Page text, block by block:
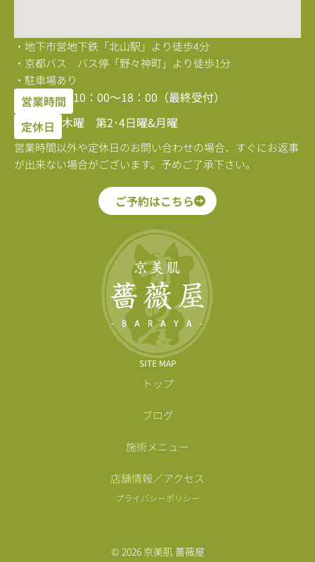
SITE MAP
トップ
ブログ
施術メニュー
店舗情報／アクセス
プライバシーポリシー
© 2026 京美肌 薔薇屋
・地下市営地下鉄「北山駅」より徒歩4分
・京都バス バス停「野々神町」より徒歩1分
・駐車場あり
営業時間 10：00〜18：00（最終受付）
定休日 木曜 第2･4日曜&月曜
営業時間以外や定休日のお問い合わせの場合、すぐにお返事
が出来ない場合がございます。予めご了承下さい。
ご予約はこちら